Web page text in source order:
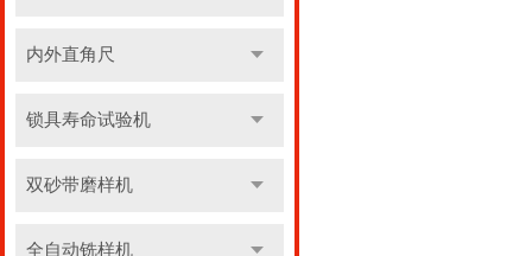
内外直角尺
锁具寿命试验机
双砂带磨样机
全自动铣样机